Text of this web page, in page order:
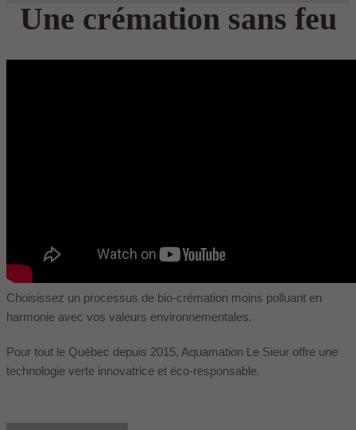
Une crémation sans feu
Choisissez un processus de bio-crémation moins polluant en
harmonie avec vos valeurs environnementales.
Pour tout le Québec depuis 2015, Aquamation Le Sieur offre une
technologie verte innovatrice et éco-responsable.